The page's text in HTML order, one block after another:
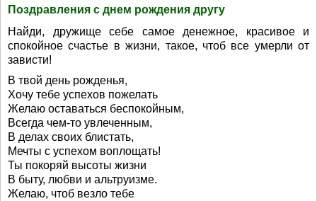
Поздравления с днем рождения другу
Найди, дружище себе самое денежное, красивое и
спокойное счастье в жизни, такое, чтоб все умерли от
зависти!
В твой день рожденья,
Хочу тебе успехов пожелать
Желаю оставаться беспокойным,
Всегда чем-то увлеченным,
В делах своих блистать,
Мечты с успехом воплощать!
Ты покоряй высоты жизни
В быту, любви и альтруизме.
Желаю, чтоб везло тебе